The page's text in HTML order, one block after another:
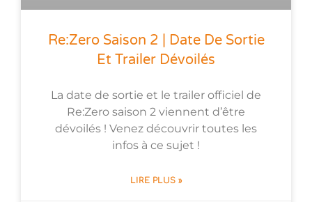
Re:Zero Saison 2 | Date De Sortie
Et Trailer Dévoilés
La date de sortie et le trailer officiel de
Re:Zero saison 2 viennent d’être
dévoilés ! Venez découvrir toutes les
infos à ce sujet !
LIRE PLUS »